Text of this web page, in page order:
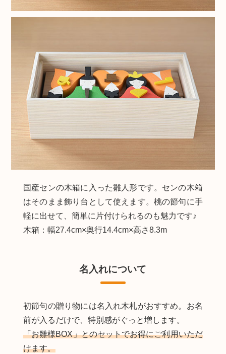
国産センの木箱に入った雛人形です。センの木箱
はそのまま飾り台として使えます。桃の節句に手
軽に出せて、簡単に片付けられるのも魅力です♪
木箱：幅27.4cm×奥行14.4cm×高さ8.3m
名入れについて
初節句の贈り物には名入れ木札がおすすめ。お名
前が入るだけで、特別感がぐっと増します。
「お雛様BOX」とのセットでお得にご利用いただ
けます。